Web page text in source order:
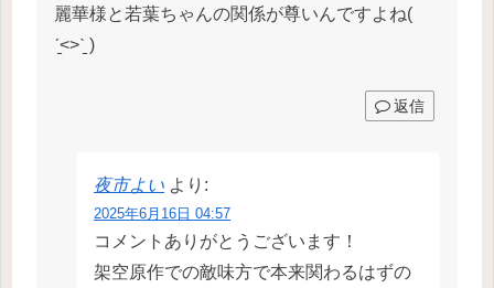
麗華様と若葉ちゃんの関係が尊いんですよね(
ˊ̱˂˃ˋ̱ )
返信
夜市よい より:
2025年6月16日 04:57
コメントありがとうございます！
架空原作での敵味方で本来関わるはずの